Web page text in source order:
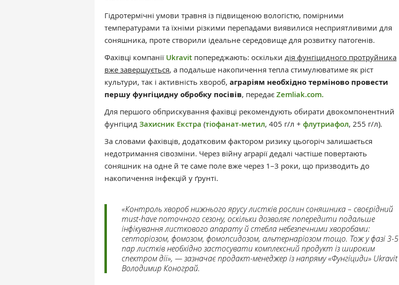
Гідротермічні умови травня із підвищеною вологістю, помірними
температурами та їхніми різкими перепадами виявилися несприятливими для
соняшника, проте створили ідеальне середовище для розвитку патогенів.
Фахівці компанії Ukravit попереджають: оскільки дія фунгіцидного протруйника
вже завершується, а подальше накопичення тепла стимулюватиме як ріст
культури, так і активність хвороб, аграріям необхідно терміново провести
першу фунгіцидну обробку посівів, передає Zemliak.com.
Для першого обприскування фахівці рекомендують обирати двокомпонентний
фунгіцид Захисник Екстра (тіофанат-метил, 405 г/л + флутриафол, 255 г/л).
За словами фахівців, додатковим фактором ризику цьогоріч залишається
недотримання сівозміни. Через війну аграрії дедалі частіше повертають
соняшник на одне й те саме поле вже через 1–3 роки, що призводить до
накопичення інфекцій у ґрунті.
«Контроль хвороб нижнього ярусу листків рослин соняшника – своєрідний
must-have поточного сезону, оскільки дозволяє попередити подальше
інфікування листкового апарату й стебла небезпечними хворобами:
септоріозом, фомозом, фомопсидозом, альтернаріозом тощо. Тож у фазі 3-5
пар листків необхідно застосувати комплексний продукт із широким
спектром дії», — зазначає продакт-менеджер із напряму «Фунгіциди» Ukravit
Володимир Конограй.